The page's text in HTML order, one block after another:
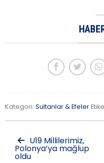
Kategori: Sultanlar & Efeler
U19 Millilerimiz,
Polonya’ya mağlup
oldu